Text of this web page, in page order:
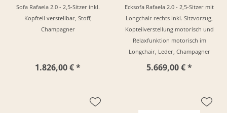
Sofa Rafaela 2.0 - 2,5-Sitzer inkl.
Kopfteil verstellbar, Stoff,
Champagner
1.826,00 € *
Ecksofa Rafaela 2.0 - 2,5-Sitzer mit
Longchair rechts inkl. Sitzvorzug,
Kopteilverstellung motorisch und
Relaxfunktion motorisch im
Longchair, Leder, Champagner
5.669,00 € *